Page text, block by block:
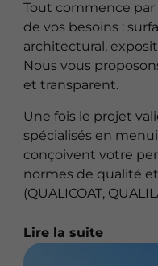
Tout commence
de vos besoins :
architectural,
Nous vous
et transparent.
Une fois le projet
spécialisés en
conçoivent votre
normes de qualité
(QUALICOAT,
Lire la suite